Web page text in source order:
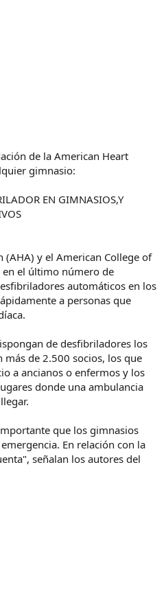
de la American Heart
gimnasio:
EN GIMNASIOS,Y
(AHA) y el American College of
el último número de
automáticos en los
a personas que
de desfibriladores los
de 2.500 socios, los que
a ancianos o enfermos y los
donde una ambulancia
que los gimnasios
En relación con la
señalan los autores del